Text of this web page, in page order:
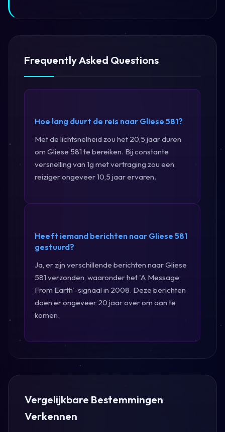
Frequently Asked Questions
Hoe lang duurt de reis naar Gliese 581?
Met de lichtsnelheid zou het 20,5 jaar duren
om Gliese 581 te bereiken. Bij constante
versnelling van 1g met vertraging zou een
reiziger ongeveer 10,5 jaar ervaren.
Heeft iemand berichten naar Gliese 581
gestuurd?
Ja, er zijn verschillende berichten naar Gliese
581 verzonden, waaronder het 'A Message
From Earth'-signaal in 2008. Deze berichten
doen er ongeveer 20 jaar over om aan te
komen.
Vergelijkbare Bestemmingen
Verkennen